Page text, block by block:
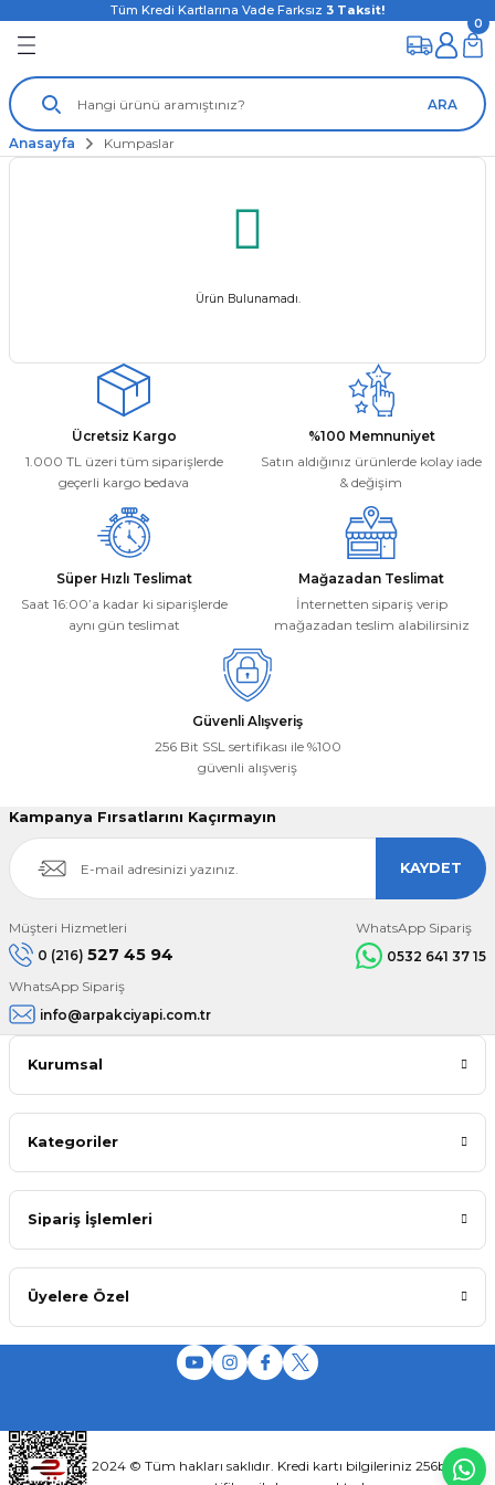
Tüm Kredi Kartlarına Vade Farksız 3 Taksit!
ARA
0
Anasayfa Kumpaslar
Ürün Bulunamadı.
Ücretsiz Kargo
1.000 TL üzeri tüm siparişlerde
geçerli kargo bedava
%100 Memnuniyet
Satın aldığınız ürünlerde kolay iade
& değişim
Süper Hızlı Teslimat
Saat 16:00’a kadar ki siparişlerde
aynı gün teslimat
Mağazadan Teslimat
İnternetten sipariş verip
mağazadan teslim alabilirsiniz
Güvenli Alışveriş
256 Bit SSL sertifikası ile %100
güvenli alışveriş
Kampanya Fırsatlarını Kaçırmayın
KAYDET
Müşteri Hizmetleri
0 (216) 527 45 94
WhatsApp Sipariş
0532 641 37 15
WhatsApp Sipariş
info@arpakciyapi.com.tr
Kurumsal
Kategoriler
Sipariş İşlemleri
Üyelere Özel
2024 © Tüm hakları saklıdır. Kredi kartı bilgileriniz 256bit SSL